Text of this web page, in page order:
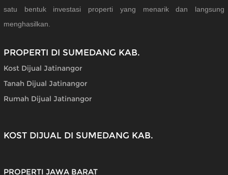
satu bentuk investasi properti yang menarik dan langsung
menghasilkan.
PROPERTI DI SUMEDANG KAB.
Kost Dijual Jatinangor
Tanah Dijual Jatinangor
Rumah Dijual Jatinangor
KOST DIJUAL DI SUMEDANG KAB.
PROPERTI JAWA BARAT